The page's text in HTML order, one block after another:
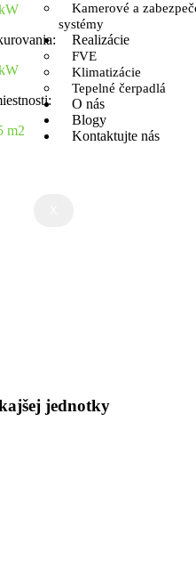
Kamerové a
systémy
Realizácie
FVE
Klimatizácie
Tepelné čerpadlá
O nás
Blogy
Kontaktujte nás
m2
jednotky